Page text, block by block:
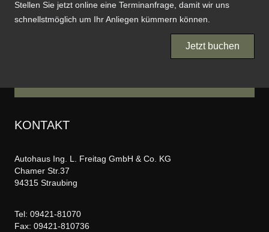
Stellen Sie jetzt online eine Terminanfrage, damit wir uns
schnellstmöglich um Ihr Anliegen kümmern können.
Jetzt buchen
KONTAKT
Autohaus Ing. L. Freitag GmbH & Co. KG
Chamer Str.37
94315 Straubing
Tel: 09421-81070
Fax: 09421-810736